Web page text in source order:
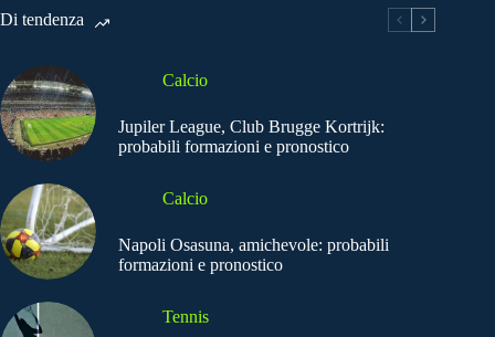
Di tendenza
Calcio
Jupiler League, Club Brugge Kortrijk:
probabili formazioni e pronostico
Calcio
Napoli Osasuna, amichevole: probabili
formazioni e pronostico
Tennis